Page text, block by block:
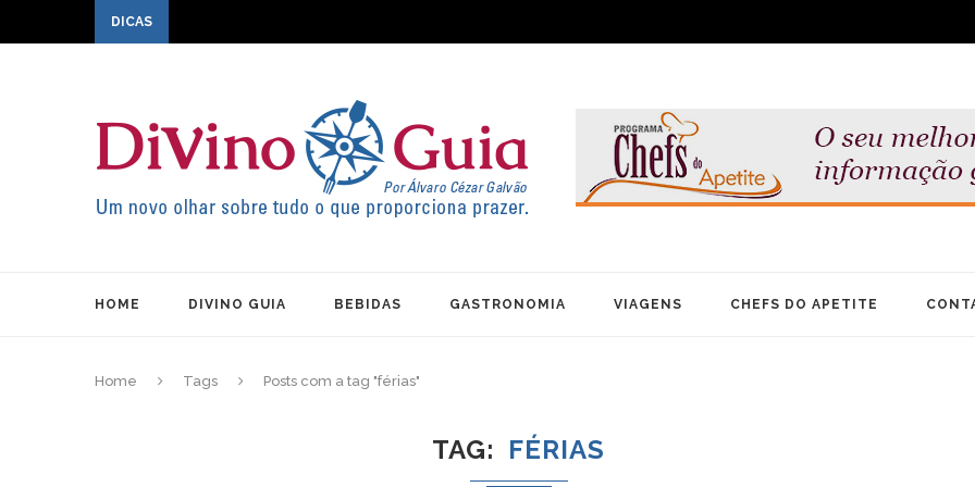
DICAS
HOME DIVINO GUIA BEBIDAS GASTRONOMIA VIAGENS CHEFS DO APETITE
Home Tags Posts com a tag "férias"
TAG FÉRIAS